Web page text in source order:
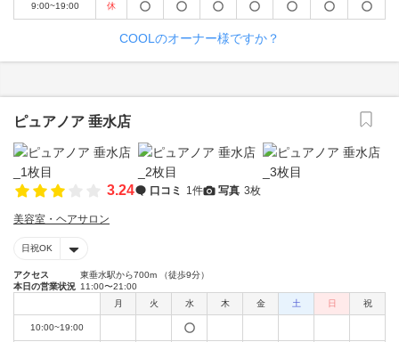
9:00~19:00 休
COOLのオーナー様ですか？
ピュアノア 垂水店
3.24 口コミ 1件 写真 3枚
美容室・ヘアサロン
日祝OK
アクセス
東垂水駅から700m （徒歩9分）
本日の営業状況 11:00〜21:00
月
火 水 木 金 土 日 祝
10:00~19:00